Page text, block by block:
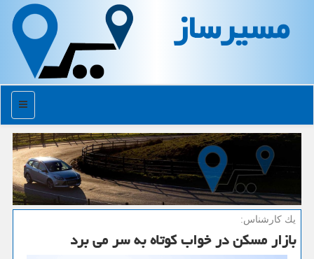
مسیرساز
منو
یك كارشناس:
بازار مسكن در خواب كوتاه به سر می برد